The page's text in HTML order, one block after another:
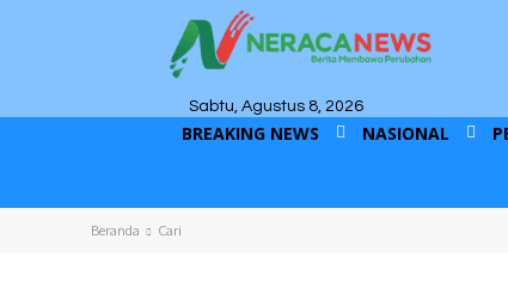
Sabtu, Agustus 8, 2026
BREAKING NEWS NASIONAL
Beranda Cari